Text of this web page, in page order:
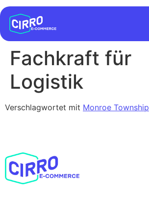
Fachkraft für
Logistik
Verschlagwortet mit Monroe Township